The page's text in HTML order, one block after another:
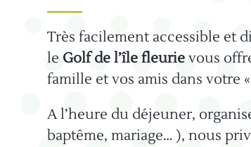
Très facilement accessible et
le Golf de l’île fleurievous
famille et vos amis dans votre
A l’heure du déjeuner,
baptême, mariage… ), nous